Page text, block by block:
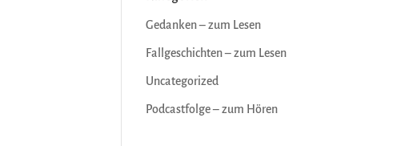
Gedanken – zum Lesen
Fallgeschichten – zum Lesen
Uncategorized
Podcastfolge – zum Hören